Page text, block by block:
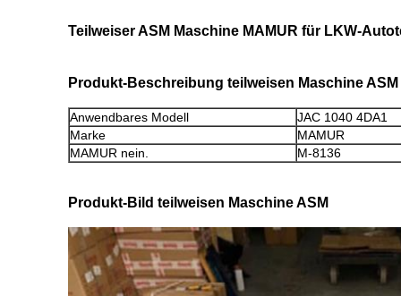
Teilweiser ASM Maschine MAMUR für LKW-
Produkt-Beschreibung teilweisen Maschine ASM
Anwendbares Modell
JAC 1040 4DA1
Marke
MAMUR
MAMUR nein.
M-8136
Produkt-Bild teilweisen Maschine ASM